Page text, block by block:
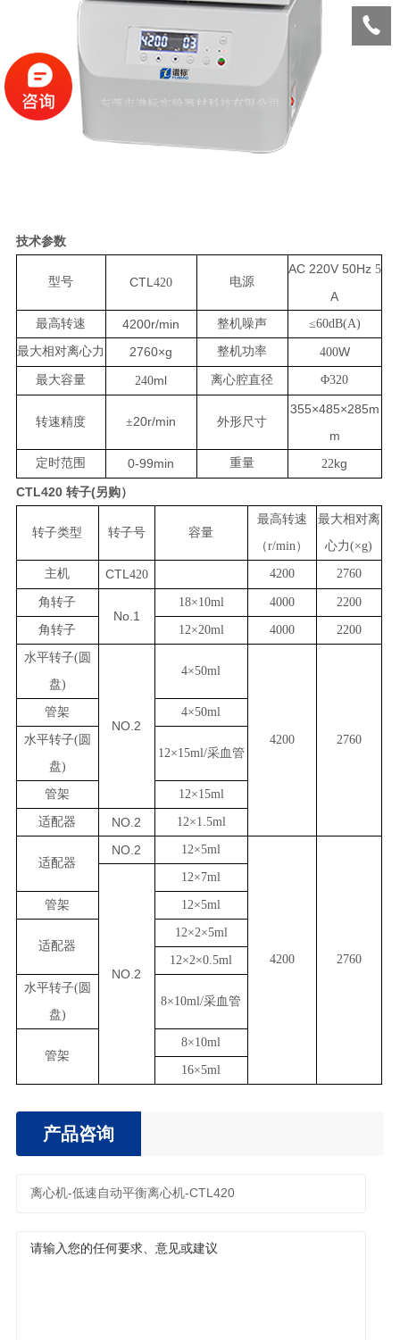
技术参数
型号 CTL420 电源
AC 220V 50Hz 5
A
最高转速 4200r/min 整机噪声 ≤60dB(A)
最大相对离心力 2760×g 整机功率 400W
最大容量 240ml 离心腔直径 Φ320
转速精度 ±20r/min 外形尺寸
355×485×285m
m
定时范围 0-99min 重量 22kg
CTL420 转子(另购）
转子类型 转子号 容量
最高转速
（r/min）
最大相对离
心力(×g)
主机 CTL 420 4200 2760
角转子
No.1
18×10ml 4000 2200
角转子 12×20ml 4000 2200
水平转子(圆
盘)
NO.2
4×50ml
4200 2760
管架 4×50ml
水平转子(圆
盘)
12×15ml/采血管
管架 12×15ml
适配器 NO.2 12×1.5ml
适配器
NO.2 12×5ml
4200 2760
NO.2
12×7ml
管架 12×5ml
适配器
12×2×5ml
12×2×0.5ml
水平转子(圆
盘)
8×10ml/采血管
管架
8×10ml
16×5ml
产品咨询